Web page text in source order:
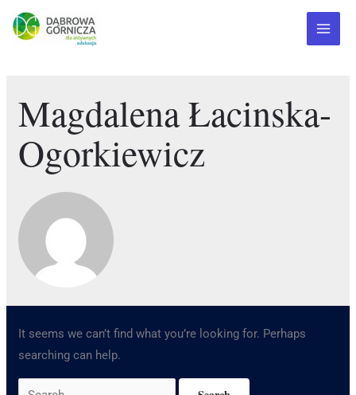
Magdalena Łacinska-
Ogorkiewicz
It seems we can’t find what you’re looking for. Perhaps
searching can help.